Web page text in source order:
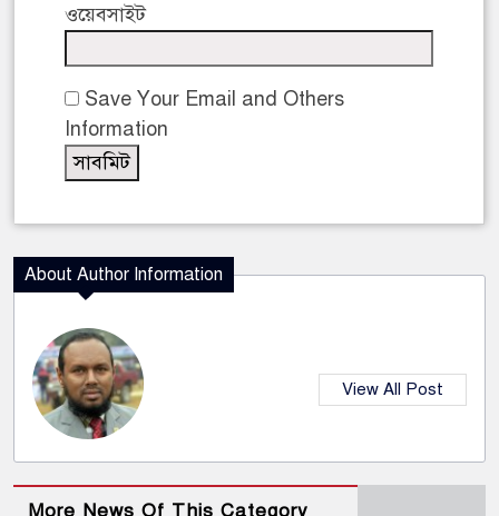
ওয়েবসাইট
Save Your Email and Others
Information
About Author Information
View All Post
More News Of This Category